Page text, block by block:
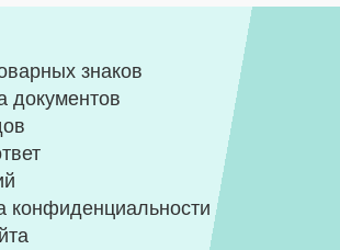
знаков
документов
конфиденциальности